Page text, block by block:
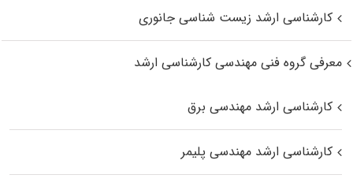
کارشناسی ارشد زیست‌ شناسی جانوری
معرفی گروه فنی مهندسی کارشناسی ارشد
کارشناسی ارشد مهندسی برق
کارشناسی ارشد مهندسی پلیمر